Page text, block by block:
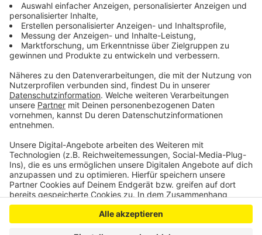
Anzeige
Essensangebote in Kinder- und Jugendeinrichtungen,
aber auch eine konsequente Bekämpfung des
Niedriglohnsektors, so das Netzwerk.
Anzeige